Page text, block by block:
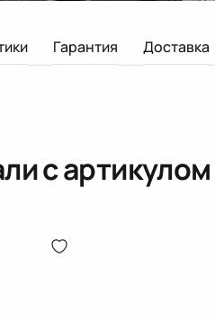
Гарантия Доставка
с артикулом